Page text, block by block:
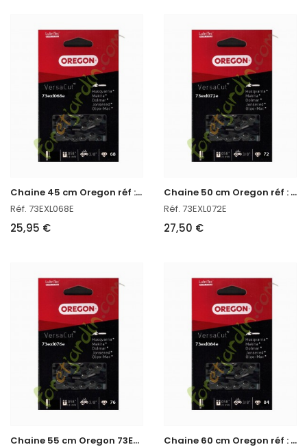
C
haine 45 cm Oregon réf : 73EXL068E
Réf. 73EXL068E
25,95 €
C
haine 50 cm Oregon réf : 73EXL072E
Réf. 73EXL072E
27,50 €
C
haine 55 cm Oregon 73EXL076E C
haine 60 cm Oregon réf : 73EXL084E